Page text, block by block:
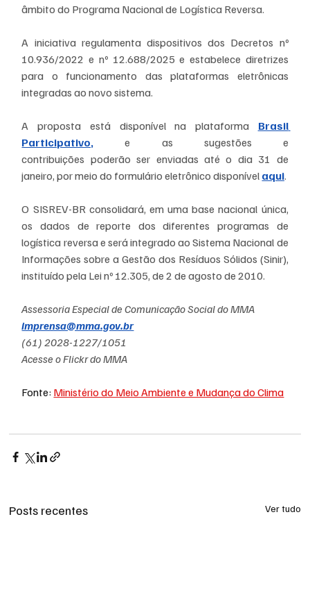
âmbito do Programa Nacional de Logística Reversa.
A iniciativa regulamenta dispositivos dos Decretos nº
10.936/2022 e nº 12.688/2025 e estabelece diretrizes
para o funcionamento das plataformas eletrônicas
integradas ao novo sistema.
A proposta está disponível na plataforma Brasil
Participativo, e as sugestões e
contribuições poderão ser enviadas até o dia 31 de
janeiro, por meio do formulário eletrônico disponível aqui.
O SISREV-BR consolidará, em uma base nacional única,
os dados de reporte dos diferentes programas de
logística reversa e será integrado ao Sistema Nacional de
Informações sobre a Gestão dos Resíduos Sólidos (Sinir),
instituído pela Lei nº 12.305, de 2 de agosto de 2010.
Assessoria Especial de Comunicação Social do MMA
imprensa@mma.gov.br
(61) 2028-1227/1051
Acesse o Flickr do MMA
Fonte: Ministério do Meio Ambiente e Mudança do Clima
Posts recentes Ver tudo